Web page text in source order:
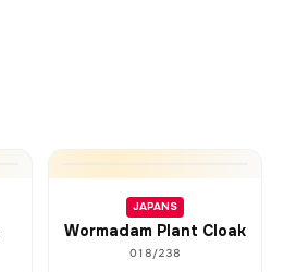
JAPANS
Wormadam Plant Cloak
018/238